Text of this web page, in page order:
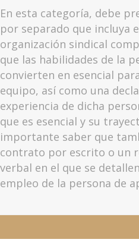
En esta categoría, debe
por separado que incluya
organización sindical
que las habilidades de la
convierten en esencial
equipo, así como una
experiencia de dicha
que es esencial y su
importante saber que
contrato por escrito o un
verbal en el que se
empleo de la persona de